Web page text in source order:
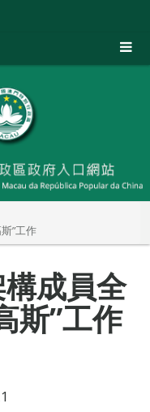
”工作
成員全
斯”工作